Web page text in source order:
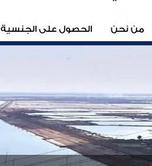
من نحن الحصول على الجنسية